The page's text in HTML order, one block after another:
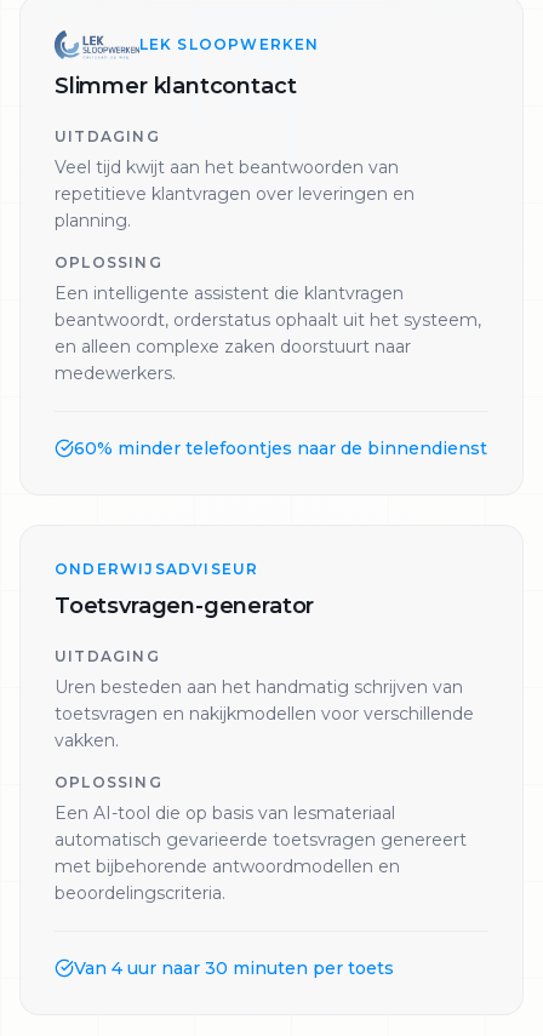
LEK SLOOPWERKEN
Slimmer klantcontact
UITDAGING
Veel tijd kwijt aan het beantwoorden van
repetitieve klantvragen over leveringen en
planning.
OPLOSSING
Een intelligente assistent die klantvragen
beantwoordt, orderstatus ophaalt uit het systeem,
en alleen complexe zaken doorstuurt naar
medewerkers.
60% minder telefoontjes naar de binnendienst
ONDERWIJSADVISEUR
Toetsvragen-generator
UITDAGING
Uren besteden aan het handmatig schrijven van
toetsvragen en nakijkmodellen voor verschillende
vakken.
OPLOSSING
Een AI-tool die op basis van lesmateriaal
automatisch gevarieerde toetsvragen genereert
met bijbehorende antwoordmodellen en
beoordelingscriteria.
Van 4 uur naar 30 minuten per toets